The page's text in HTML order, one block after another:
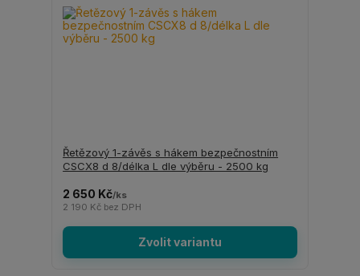
Řetězový 1-závěs s hákem bezpečnostním
CSCX8 d 8/délka L dle výběru - 2500 kg
2 650 Kč/ks
2 190 Kč bez DPH
Zvolit variantu